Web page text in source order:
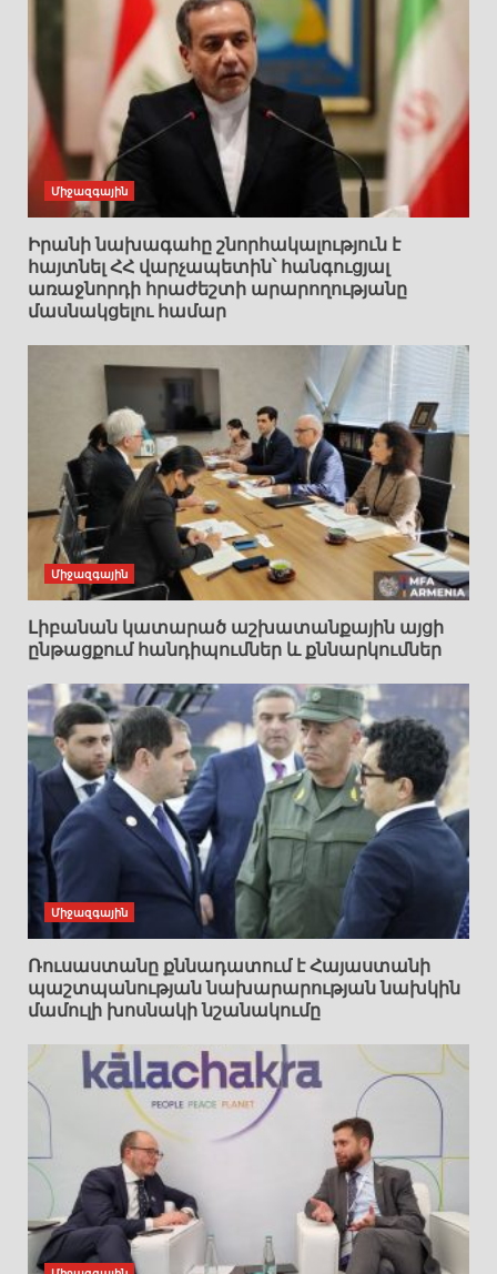
Միջազգային
Իրանի նախագահը շնորհակալություն է
հայտնել ՀՀ վարչապետին՝ հանգուցյալ
առաջնորդի հրաժեշտի արարողությանը
մասնակցելու համար
Միջազգային
Լիբանան կատարած աշխատանքային այցի
ընթացքում հանդիպումներ և քննարկումներ
Միջազգային
Ռուսաստանը քննադատում է Հայաստանի
պաշտպանության նախարարության նախկին
մամուլի խոսնակի նշանակումը